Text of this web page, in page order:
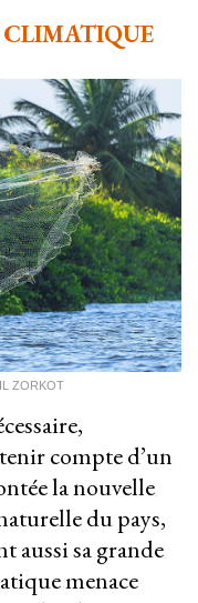
CLIMATIQUE
ZORKOT
compte d’un
la nouvelle
du pays,
aussi sa grande
menace